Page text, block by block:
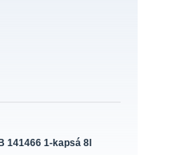
141466 1-kapsá 8l